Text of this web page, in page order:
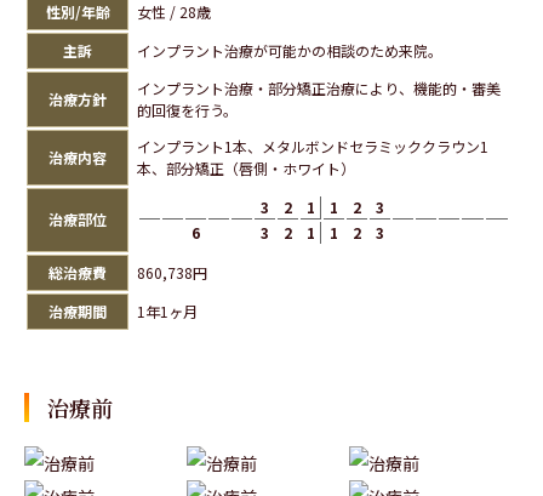
性別/年齢
女性 / 28歳
主訴
インプラント治療が可能かの相談のため来院。
治療方針
インプラント治療・部分矯正治療により、機能的・審美
的回復を行う。
治療内容
インプラント1本、メタルボンドセラミッククラウン1
本、部分矯正（唇側・ホワイト）
治療部位
3 2 1 1 2
3
6
3 2 1 1 2
3
総治療費
860,738円
治療期間
1年1ヶ月
治療前